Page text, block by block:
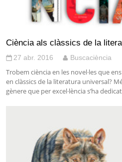
Ciència als clàssics de la
27 abr. 2016 Buscaciència
Trobem ciència en les novel·les que
en clàssics de la literatura universal?
gènere que per excel·lència s’ha dedicat